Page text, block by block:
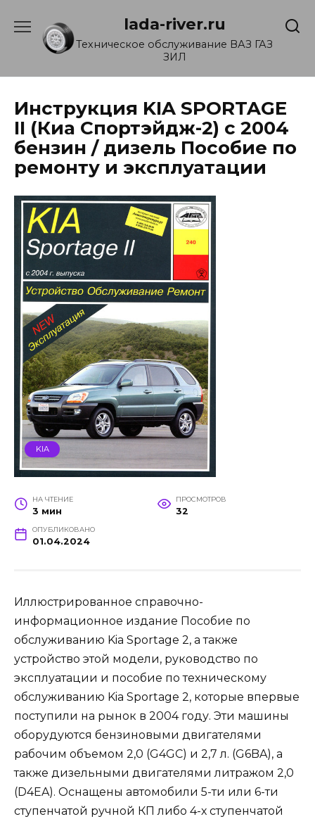
содержанию
lada-river.ru
Техническое обслуживание ВАЗ ГАЗ
ЗИЛ
Инструкция KIA SPORTAGE
II (Киа Спортэйдж-2) с 2004
бензин / дизель Пособие по
ремонту и эксплуатации
KIA
НА ЧТЕНИЕ
3 мин
ПРОСМОТРОВ
32
ОПУБЛИКОВАНО
01.04.2024
Иллюстрированное справочно-
информационное издание Пособие по
обслуживанию Kia Sportage 2, а также
устройство этой модели, руководство по
эксплуатации и пособие по техническому
обслуживанию Kia Sportage 2, которые впервые
поступили на рынок в 2004 году. Эти машины
оборудуются бензиновыми двигателями
рабочим объемом 2,0 (G4GC) и 2,7 л. (G6BA), а
также дизельными двигателями литражом 2,0
(D4EA). Оснащены автомобили 5-ти или 6-ти
ступенчатой ручной КП либо 4-х ступенчатой